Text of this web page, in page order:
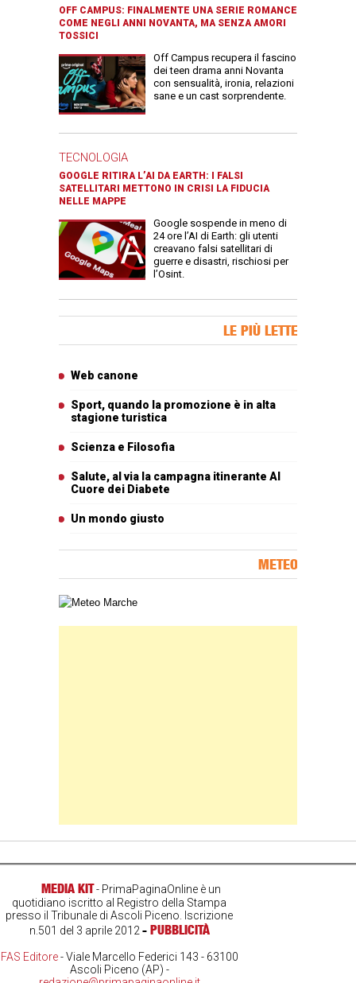
OFF CAMPUS: FINALMENTE UNA SERIE ROMANCE
COME NEGLI ANNI NOVANTA, MA SENZA AMORI
TOSSICI
Off Campus recupera il fascino
dei teen drama anni Novanta
con sensualità, ironia, relazioni
sane e un cast sorprendente.
TECNOLOGIA
GOOGLE RITIRA L’AI DA EARTH: I FALSI
SATELLITARI METTONO IN CRISI LA FIDUCIA
NELLE MAPPE
Google sospende in meno di
24 ore l’AI di Earth: gli utenti
creavano falsi satellitari di
guerre e disastri, rischiosi per
l’Osint.
LE PIÙ LETTE
Web canone
Sport, quando la promozione è in alta
stagione turistica
Scienza e Filosofia
Salute, al via la campagna itinerante Al
Cuore dei Diabete
Un mondo giusto
METEO
Carta meteorologica delle Marche
MEDIA KIT- PrimaPaginaOnline è un
quotidiano iscritto al Registro della Stampa
presso il Tribunale di Ascoli Piceno. Iscrizione
n.501 del 3 aprile 2012- PUBBLICITÀ
FAS Editore- Viale Marcello Federici 143 - 63100
Ascoli Piceno (AP) -